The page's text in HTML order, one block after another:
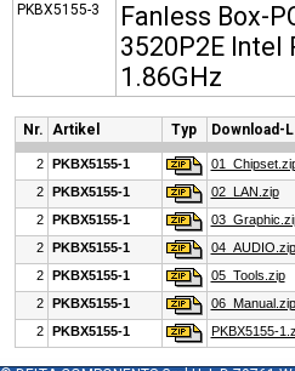
PKBX5155-3
Fanless Box-
3520P2E Intel
1.86GHz
Nr. Artikel Typ Download-
2 PKBX5155-1
2
PKBX5155-1
02_LAN.zip
2
PKBX5155-1
2
PKBX5155-1
04_AUDIO.zip
2
PKBX5155-1
05_Tools.zip
2
PKBX5155-1
06_Manual.zip
2
PKBX5155-1 PKBX5155-